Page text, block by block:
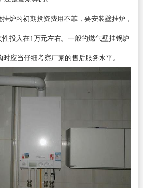
的初期投资费用不菲，要安装壁挂炉，
投入在1万元左右。一般的燃气壁挂锅炉
应当仔细考察厂家的售后服务水平。